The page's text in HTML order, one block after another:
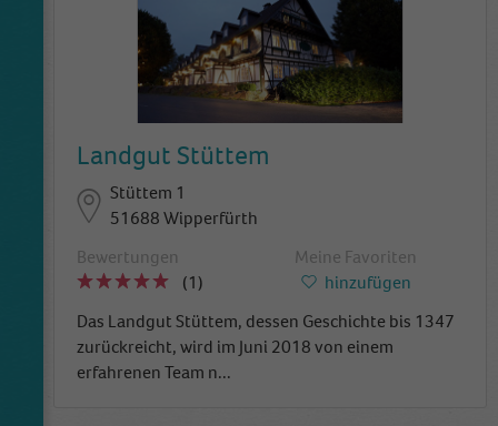
Landgut Stüttem
Stüttem 1
51688 Wipperfürth
Bewertungen
(1)
Meine Favoriten
hinzufügen
Das Landgut Stüttem, dessen Geschichte bis 1347
zurückreicht, wird im Juni 2018 von einem
erfahrenen Team n...